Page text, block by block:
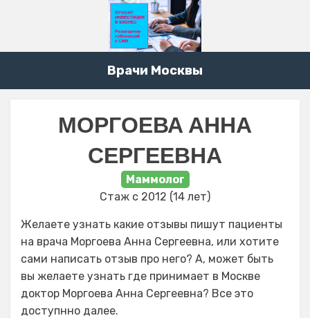
Врачи Москвы
МОРГОЕВА АННА
СЕРГЕЕВНА
Маммолог
Стаж с 2012 (14 лет)
Желаете узнать какие отзывы пишут пациенты
на врача Моргоева Анна Сергеевна, или хотите
сами написать отзыв про него? А, может быть
вы желаете узнать где принимает в Москве
доктор Моргоева Анна Сергеевна? Все это
доступнно далее.